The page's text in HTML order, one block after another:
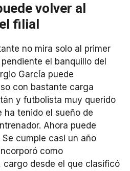
volver al
filial
no mira solo al primer
el banquillo del
García puede
con bastante carga
y futbolista muy querido
ha tenido el sueño de
Ahora puede
cumple casi un año
como
cargo desde el que clasificó